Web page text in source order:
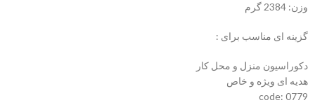
وزن: 2384 گرم
گزینه ای مناسب برای :
دکوراسیون منزل و محل کار
هدیه ای ویژه و خاص
code: 0779